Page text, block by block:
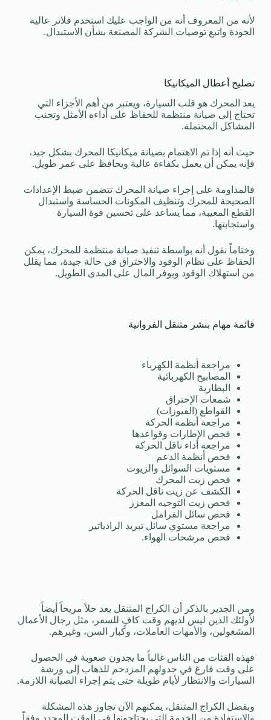
لأنه من المعروف أنه من الواجب عليك استخدم فلاتر عالية
الجودة واتبع توصيات الشركة المصنعة بشأن الاستبدال.
تصليح أعطال الميكانيكا
يعد المحرك هو قلب السيارة، ويعتبر من أهم الأجزاء التي
تحتاج إلى صيانة منتظمة للحفاظ على أداءه الأمثل وتجنب
المشاكل المحتملة.
حيث أنه إذا تم الاهتمام بصيانة ميكانيكا المحرك بشكل جيد،
فإنه يمكن أن يعمل بكفاءة عالية ويحافظ على عمر طويل.
فالمداومة على إجراء صيانة المحرك تتضمن ضبط الإعدادات
الصحيحة للمحرك وتنظيف المكونات الحساسة واستبدال
القطع المعيبة، مما يساعد على تحسين قوة السيارة
واستجابتها.
وختاماً نقول أنه بواسطة تنفيذ صيانة منتظمة للمحرك، يمكن
الحفاظ على نظام الوقود والاحتراق في حالة جيدة، مما يقلل
من استهلاك الوقود ويوفر المال على المدى الطويل.
قائمة مهام بنشر متنقل الفروانية
مراجعة أنظمة الكهرباء
المصابيح الكهربائية
البطارية
شمعات الإحتراق
القواطع (الفيوزات)
مراجعة أنظمة الحركة
فحص الإطارات وقواعدها
مراجعة أداء ناقل الحركة
فحص أنظمة الدعم
مستويات السوائل والزيوت
فحص زيت المحرك
الكشف عن زيت ناقل الحركة
فحص زيت التوجيه المعزز
فحص سائل الفرامل
مراجعة مستوي سائل تبريد الرادياتير
فحص مرشحات الهواء.
ومن الجدير بالذكر أن الكراج المتنقل يعد حلاً مريحاً أيضاً
لأولئك الذين ليس لديهم وقت كافٍ للسفر، مثل رجال الأعمال
المشغولين، والأمهات العاملات، وكبار السن، وغيرهم.
فهذه الفئات من الناس غالباً ما يجدون صعوبة في الحصول
على وقت فارغ في جدولهم المزدحم للذهاب إلى ورشة
السيارات والانتظار لأيام طويلة حتى يتم إجراء الصيانة اللازمة.
وبفضل الكراج المتنقل، يمكنهم الآن تجاوز هذه المشكلة
والاستفادة من الخدمة التي يحتاجونها في الوقت المحدد وفقاً